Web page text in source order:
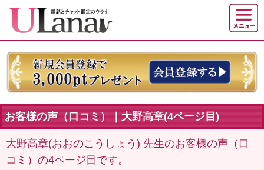
お客様の声（口コミ）｜大野高章(4ページ目)
大野高章(おおのこうしょう) 先生のお客様の声（口
コミ）の4ページ目です。